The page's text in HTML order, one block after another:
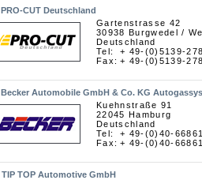
PRO-CUT Deutschland
Gartenstrasse 42
30938 Burgwedel /
Deutschland
Tel:
Fax:
+ 49-(0)5139-
+ 49-(0)5139-
Becker Automobile GmbH & Co. KG
Kuehnstraße 91
22045 Hamburg
Deutschland
Tel:
Fax:
+ 49-(0)40-
+ 49-(0)40-
TIP TOP Automotive GmbH